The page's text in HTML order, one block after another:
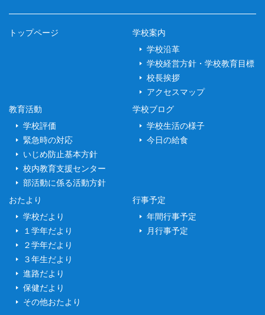
トップページ
学校案内
学校沿革
学校経営方針・学校教育目標
校長挨拶
アクセスマップ
教育活動
学校評価
緊急時の対応
いじめ防止基本方針
校内教育支援センター
部活動に係る活動方針
学校ブログ
学校生活の様子
今日の給食
おたより
学校だより
１学年だより
２学年だより
３年生だより
進路だより
保健だより
その他おたより
行事予定
年間行事予定
月行事予定